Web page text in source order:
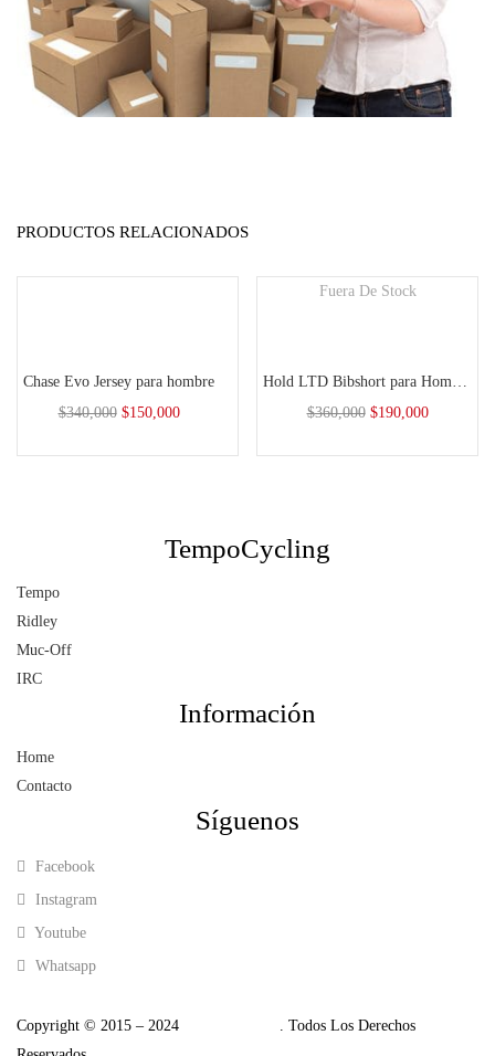
PRODUCTOS RELACIONADOS
múltiples
opciones
Chase Evo Jersey para hombre
$340,000 $150,000
Fuera De Stock
múltiples
$360,000 $190,000
TempoCycling
Tempo
Ridley
Muc-Off
IRC
Información
Home
Contacto
Síguenos
Facebook
Instagram
Youtube
Whatsapp
Copyright © 2015 – 2024
. Todos Los Derechos